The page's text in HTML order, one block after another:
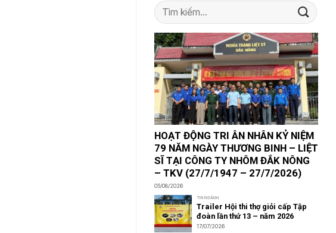
HOẠT ĐỘNG TRI ÂN NHÂN KỶ NIỆM
79 NĂM NGÀY THƯƠNG BINH – LIỆT
SĨ TẠI CÔNG TY NHÔM ĐẮK NÔNG
– TKV (27/7/1947 – 27/7/2026)
05/08/2026
TIN NGÀNH
Trailer Hội thi thợ giỏi cấp Tập
đoàn lần thứ 13 – năm 2026
17/07/2026